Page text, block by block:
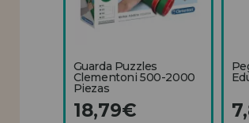
Guarda Puzzles
Clementoni 500-2000
Piezas
18,79€